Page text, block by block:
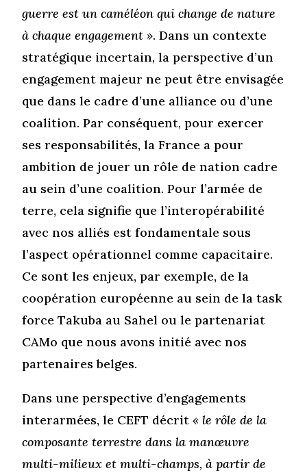
guerre est un caméléon qui change de nature
à chaque engagement ». Dans un contexte
stratégique incertain, la perspective d’un
engagement majeur ne peut être envisagée
que dans le cadre d’une alliance ou d’une
coalition. Par conséquent, pour exercer
ses responsabilités, la France a pour
ambition de jouer un rôle de nation cadre
au sein d’une coalition. Pour l’armée de
terre, cela signifie que l’interopérabilité
avec nos alliés est fondamentale sous
l’aspect opérationnel comme capacitaire.
Ce sont les enjeux, par exemple, de la
coopération européenne au sein de la task
force Takuba au Sahel ou le partenariat
CAMo que nous avons initié avec nos
partenaires belges.
Dans une perspective d’engagements
interarmées, le CEFT décrit« le rôle de la
composante terrestre dans la manœuvre
multi-milieux et multi-champs, à partir de